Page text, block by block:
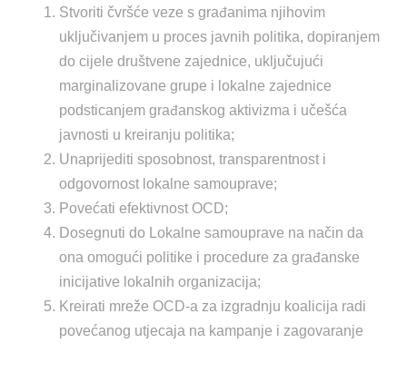
Stvoriti čvršće veze s građanima njihovim
uključivanjem u proces javnih politika, dopiranjem
do cijele društvene zajednice, uključujući
marginalizovane grupe i lokalne zajednice
podsticanjem građanskog aktivizma i učešća
javnosti u kreiranju politika;
Unaprijediti sposobnost, transparentnost i
odgovornost lokalne samouprave;
Povećati efektivnost OCD;
Dosegnuti do Lokalne samouprave na način da
ona omogući politike i procedure za građanske
inicijative lokalnih organizacija;
Kreirati mreže OCD-a za izgradnju koalicija radi
povećanog utjecaja na kampanje i zagovaranje